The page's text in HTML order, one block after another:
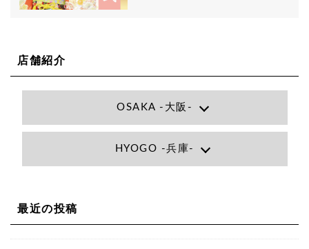
店舗紹介
OSAKA -大阪-
大阪府大阪市北区小松原町1-27梅田エビスビル7F
HYOGO -兵庫-
最近の投稿